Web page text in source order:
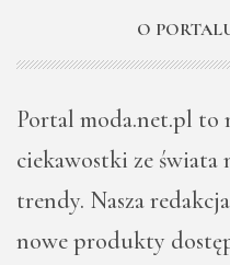
O
Portal moda.net.pl to
ciekawostki ze
trendy. Nasza
nowe produkty